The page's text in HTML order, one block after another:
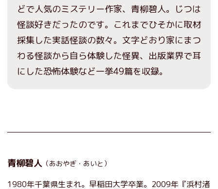
どで人気のミステリー作家、青柳碧人。じつは
怪談好きだったのです。これまでひそかに取材
採集した実話怪談の数々。文字どおり家にまつ
わる怪談から自ら体験した怪異、出版業界で耳
にした恐怖体験など一挙49篇を収録。
青柳碧人 （あおやぎ・あいと）
1980年千葉県生まれ。早稲田大学卒業。2009年『浜村渚